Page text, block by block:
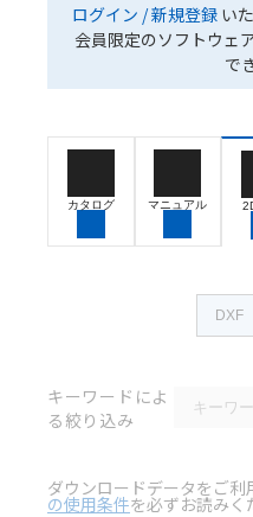
ログイン / 新規登録 い
会員限定のソフトウェ
で
カタログ マニュアル
DXF
キーワードによ
る絞り込み
ダウンロードデータをご利
の使用条件を必ずお読みく